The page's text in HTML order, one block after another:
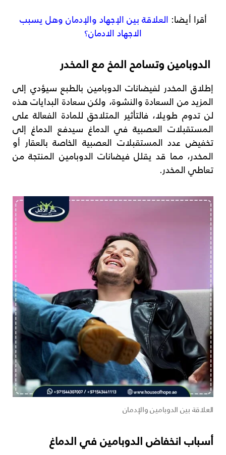
أقرا أيضا: العلاقة بين الإجهاد والإدمان وهل يسبب
الاجهاد الادمان؟
الدوبامين وتسامح المخ مع المخدر
إطلاق المخدر لفيضانات الدوبامين بالطبع سيؤدي إلى
المزيد من السعادة والنشوة، ولكن سعادة البدايات هذه
لن تدوم طويلا، فالتأثير المتلاحق للمادة الفعالة على
المستقبلات العصبية في الدماغ سيدفع الدماغ إلى
تخفيض عدد المستقبلات العصبية الخاصة بالعقار أو
المخدر، مما قد يقلل فيضانات الدوبامين المنتجة من
تعاطي المخدر.
العلاقة بين الدوبامين والإدمان
أسباب انخفاض الدوبامين في الدماغ